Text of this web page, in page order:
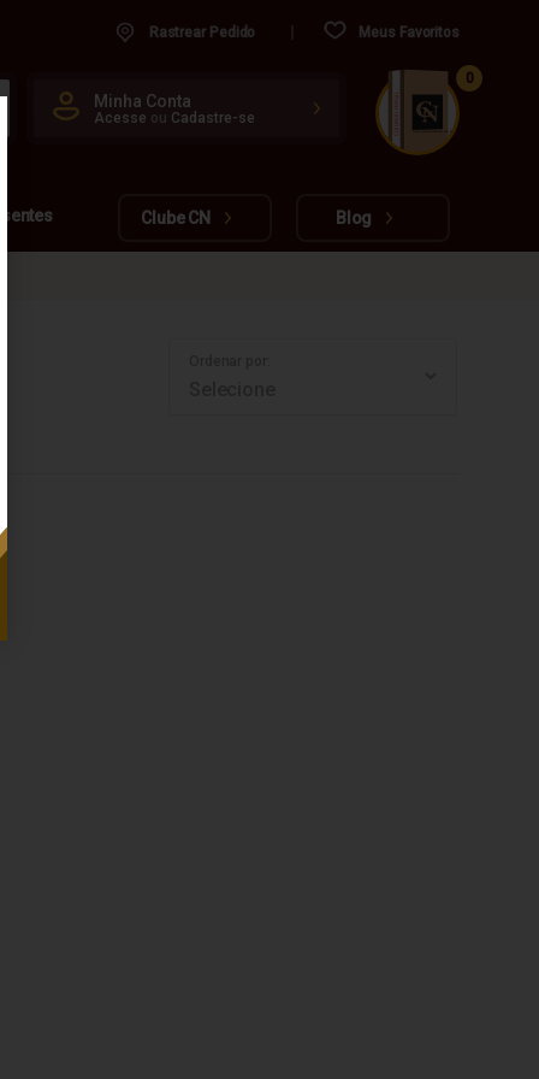
Rastrear Pedido Meus Favoritos
Minha Conta
Acesse ou Cadastre-se
www.cachacarianacional.com.br
CUIDADO FRÁGIL
0
Clube CN Blog